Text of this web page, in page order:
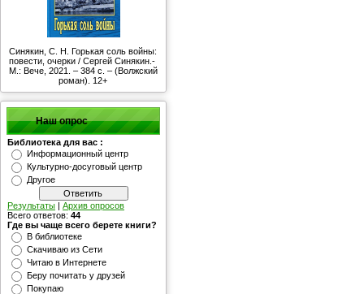
Синякин, С. Н. Горькая соль войны:
повести, очерки / Сергей Синякин.-
М.: Вече, 2021. – 384 с. – (Волжский
роман). 12+
Наш опрос
Библиотека для вас :
Информационный центр
Культурно-досуговый центр
Другое
Результаты | Архив опросов
Всего ответов: 44
Где вы чаще всего берете книги?
В библиотеке
Скачиваю из Сети
Читаю в Интернете
Беру почитать у друзей
Покупаю